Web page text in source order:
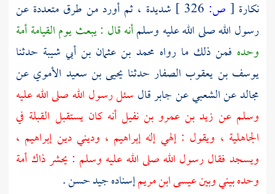
نكارة [ ص:
شديدة ، ثم أورد من طرق متعددة عن
رسول الله صلى الله عليه وسلمأنه قال : يبعث يوم القيامة أمة
وحده فمن ذلك ما رواه محمد بن عثمان بن أبي شيبة حدثنا
يوسف بن يعقوب الصفار حدثنا يحيى بن سعيد الأموي عن
مجالدعنالشعبيعنجابرقال سئل رسول الله صلى الله عليه
وسلم عن زيد بن عمرو بن نفيلأنه كان يستقبل القبلة في
الجاهلية ، ويقول : إلهي إلهإبراهيم ، وديني دينإبراهيم ،
ويسجد فقال رسول الله صلى الله عليه وسلم : يحشر ذاك أمة
وحده بيني وبين عيسى ابن مريمإسناده جيد حسن .